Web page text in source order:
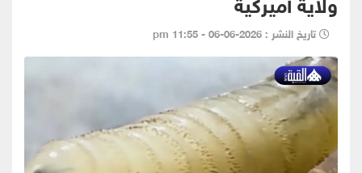
تاريخ النشر : 2026-06-06 - 11:55 pm